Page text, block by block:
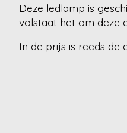
Deze ledlamp is
volstaat het om deze
In de prijs is reeds de